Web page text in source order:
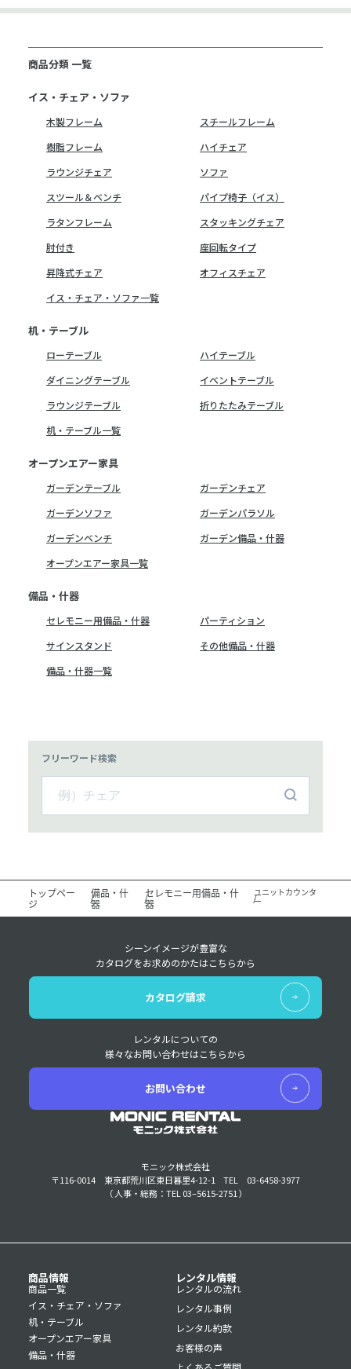
商品分類 一覧
イス・チェア・ソファ
木製フレーム
スチールフレーム
樹脂フレーム
ハイチェア
ラウンジチェア
ソファ
スツール＆ベンチ
パイプ椅子（イス）
ラタンフレーム
スタッキングチェア
肘付き
座回転タイプ
昇降式チェア
オフィスチェア
イス・チェア・ソファ一覧
机・テーブル
ローテーブル
ハイテーブル
ダイニングテーブル
イベントテーブル
ラウンジテーブル
折りたたみテーブル
机・テーブル一覧
オープンエアー家具
ガーデンテーブル
ガーデンチェア
ガーデンソファ
ガーデンパラソル
ガーデンベンチ
ガーデン備品・什器
オープンエアー家具一覧
備品・什器
セレモニー用備品・什器
パーティション
サインスタンド
その他備品・什器
備品・什器一覧
フリーワード検索
トップペー
ジ
備品・什
器
セレモニー用備品・什
器
ユニットカウンタ
ー
モニック株式会社
〒116-0014 東京都荒川区東日暮里4-12-1
TEL 03-6458-3977
（ 人事・総務：TEL 03–5615-2751 ）
シーンイメージが豊富な
カタログをお求めのかたはこちらから
カタログ請求
レンタルについての
様々なお問い合わせはこちらから
お問い合わせ
商品情報
商品一覧
イス・チェア・ソファ
机・テーブル
オープンエアー家具
備品・什器
レンタル情報
レンタルの流れ
レンタル事例
レンタル約款
お客様の声